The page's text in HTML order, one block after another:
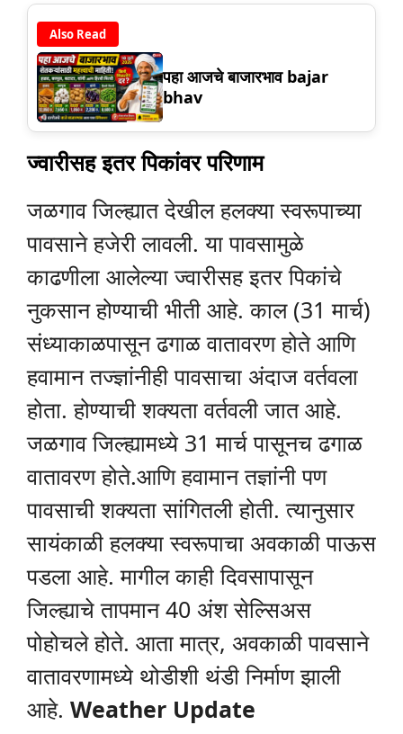
Also Read
पहा आजचे बाजारभाव bajar
bhav
ज्वारीसह इतर पिकांवर परिणाम
जळगाव जिल्ह्यात देखील हलक्या स्वरूपाच्या
पावसाने हजेरी लावली. या पावसामुळे
काढणीला आलेल्या ज्वारीसह इतर पिकांचे
नुकसान होण्याची भीती आहे. काल (31 मार्च)
संध्याकाळपासून ढगाळ वातावरण होते आणि
हवामान तज्ज्ञांनीही पावसाचा अंदाज वर्तवला
होता. होण्याची शक्यता वर्तवली जात आहे.
जळगाव जिल्ह्यामध्ये 31 मार्च पासूनच ढगाळ
वातावरण होते.आणि हवामान तज्ञांनी पण
पावसाची शक्यता सांगितली होती. त्यानुसार
सायंकाळी हलक्या स्वरूपाचा अवकाळी पाऊस
पडला आहे. मागील काही दिवसापासून
जिल्ह्याचे तापमान 40 अंश सेल्सिअस
पोहोचले होते. आता मात्र, अवकाळी पावसाने
वातावरणामध्ये थोडीशी थंडी निर्माण झाली
आहे. Weather Update